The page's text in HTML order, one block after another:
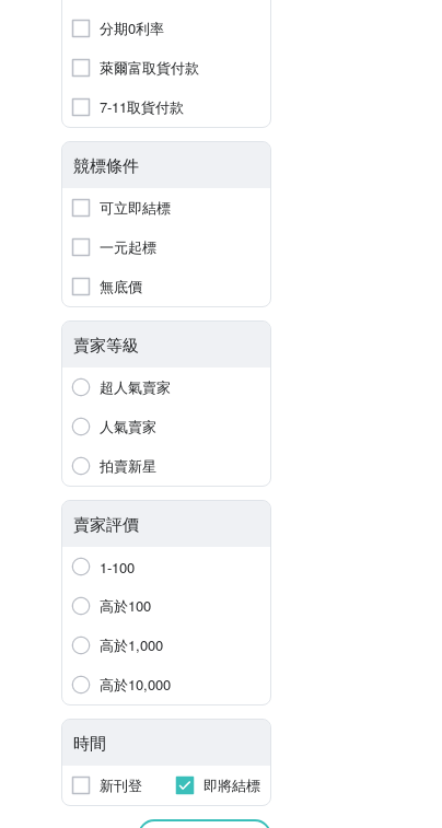
分期0利率
萊爾富取貨付款
7-11取貨付款
競標條件
可立即結標
一元起標
無底價
賣家等級
超人氣賣家
人氣賣家
拍賣新星
賣家評價
1-100
高於100
高於1,000
高於10,000
時間
新刊登 即將結標